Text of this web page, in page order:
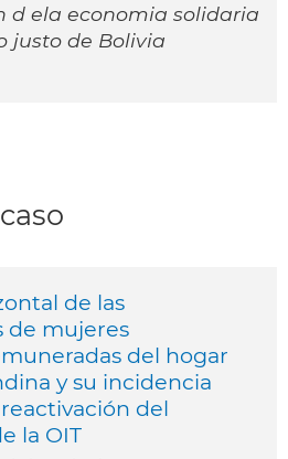
d ela economia solidaria
justo de Bolivia
de las
de mujeres
del hogar
y su incidencia
del
la OIT